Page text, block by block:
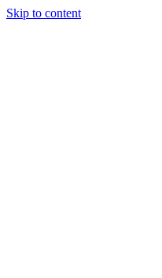
Skip to content